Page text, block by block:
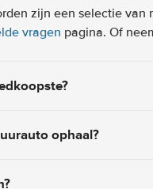
zijn een selectie
vragen pagina. Of
ophaal?